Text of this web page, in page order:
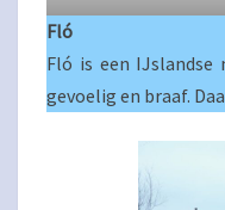
Fló
Fló is een IJslandse
gevoelig en braaf.